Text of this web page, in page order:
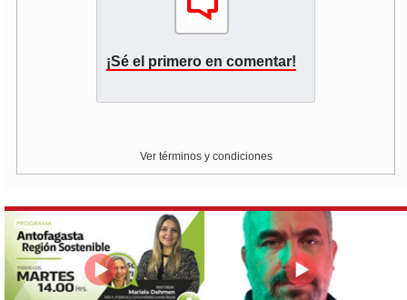
¡Sé el primero en comentar!
Ver términos y condiciones